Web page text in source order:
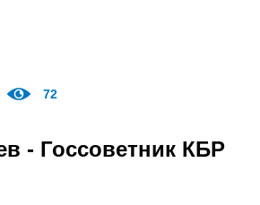
72
- Госсоветник КБР